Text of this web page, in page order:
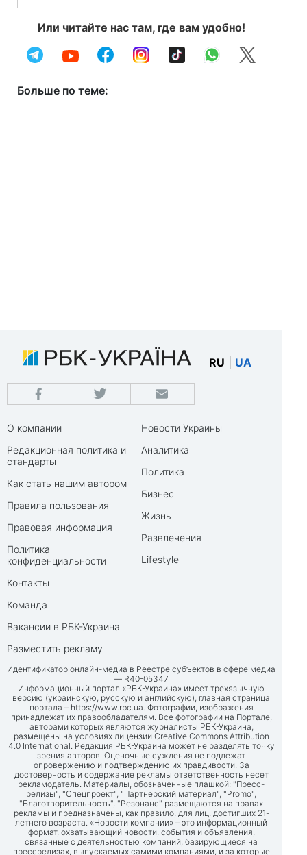
Или читайте нас там, где вам удобно!
Больше по теме:
RU UA
О компании
Редакционная политика и
стандарты
Как стать нашим автором
Правила пользования
Правовая информация
Политика
конфиденциальности
Контакты
Команда
Вакансии в РБК-Украина
Разместить рекламу
Новости Украины
Аналитика
Политика
Бизнес
Жизнь
Развлечения
Lifestyle
Идентификатор онлайн-медиа в Реестре субъектов в сфере медиа
— R40-05347
Информационный портал «РБК-Украина» имеет трехязычную
версию (украинскую, русскую и английскую), главная страница
портала – https://www.rbc.ua. Фотографии, изображения
принадлежат их правообладателям. Все фотографии на Портале,
авторами которых являются журналисты РБК-Украина,
размещены на условиях лицензии Creative Commons Attribution
4.0 International. Редакция РБК-Украина может не разделять точку
зрения авторов. Оценочные суждения не подлежат
опровержению и подтверждению их правдивости. За
достоверность и содержание рекламы ответственность несет
рекламодатель. Материалы, обозначенные плашкой: "Пресс-
релизы", "Спецпроект", "Партнерский материал", "Promo",
"Благотворительность", "Резонанс" размещаются на правах
рекламы и предназначены, как правило, для лиц, достигших 21-
летнего возраста. «Новости компании» – это информационный
формат, охватывающий новости, события и объявления,
связанные с деятельностью компаний, базирующиеся на
прессрелизах, выпускаемых самими компаниями, и за которые